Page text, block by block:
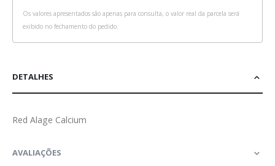
Os valores apresentados são apenas para consulta, o valor real da parcela será
exibido no fechamento do pedido.
DETALHES
Red Alage Calcium
AVALIAÇÕES